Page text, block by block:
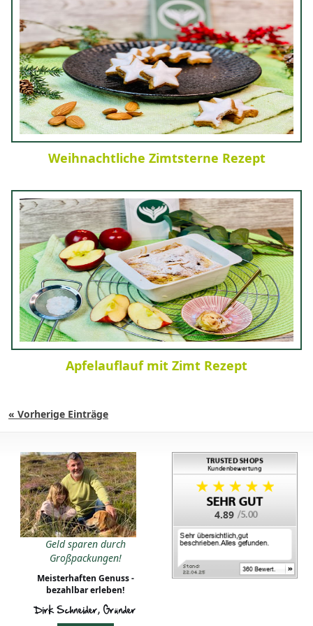
Weihnachtliche Zimtsterne Rezept
Apfelauflauf mit Zimt Rezept
« Vorherige Einträge
Geld sparen durch
Großpackungen!
Meisterhaften Genuss -
bezahlbar erleben!
Dirk Schneider, Gründer
4.89